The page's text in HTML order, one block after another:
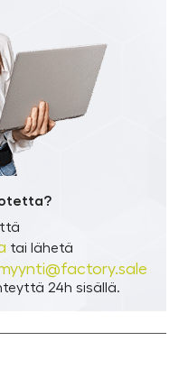
tai lähetä
24h sisällä.